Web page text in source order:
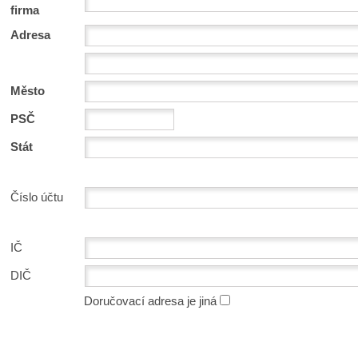
firma
Adresa
Město
PSČ
Stát
Číslo účtu
IČ
DIČ
Doručovací adresa je jiná